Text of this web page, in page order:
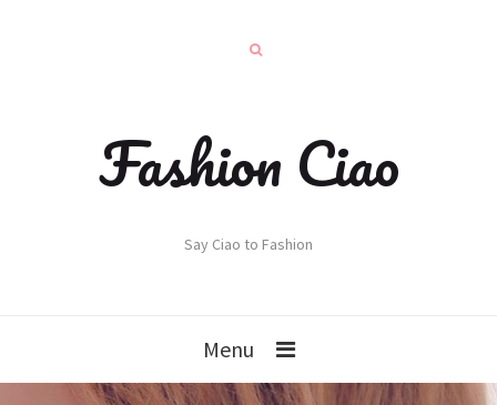
Fashion Ciao
Say Ciao to Fashion
Menu